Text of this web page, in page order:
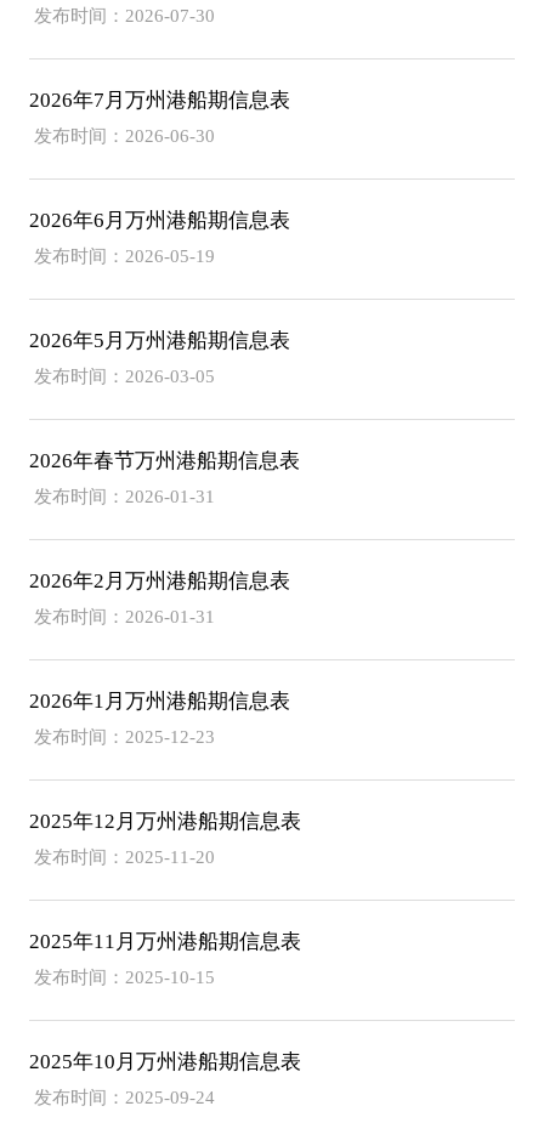
发布时间：2026-07-30
2026年7月万州港船期信息表
发布时间：2026-06-30
2026年6月万州港船期信息表
发布时间：2026-05-19
2026年5月万州港船期信息表
发布时间：2026-03-05
2026年春节万州港船期信息表
发布时间：2026-01-31
2026年2月万州港船期信息表
发布时间：2026-01-31
2026年1月万州港船期信息表
发布时间：2025-12-23
2025年12月万州港船期信息表
发布时间：2025-11-20
2025年11月万州港船期信息表
发布时间：2025-10-15
2025年10月万州港船期信息表
发布时间：2025-09-24